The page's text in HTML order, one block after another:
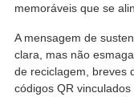
memoráveis ​​que se
A mensagem de
clara, mas não
de reciclagem, breves
códigos QR